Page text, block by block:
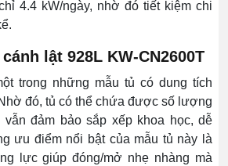
4.4 kW/ngày, nhờ đó tiết kiệm chi
lật 928L KW-CN2600T
trong những mẫu tủ có dung tích
đó, tủ có thể chứa được số lượng
vẫn đảm bảo sắp xếp khoa học, dễ
ưu điểm nổi bật của mẫu tủ này là
lực giúp đóng/mở nhẹ nhàng mà